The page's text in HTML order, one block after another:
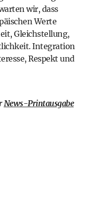
wir, dass
Werte
Gleichstellung,
Integration
Respekt und
News-Printausgabe